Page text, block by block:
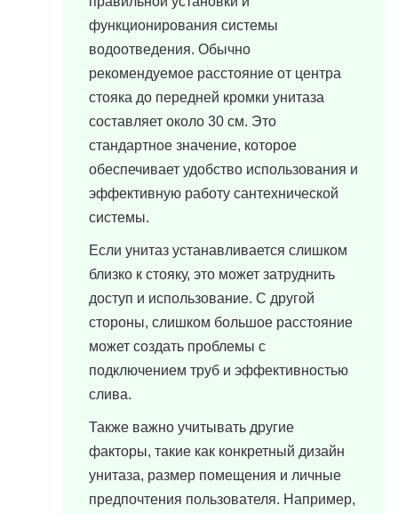
функционирования системы
водоотведения. Обычно
рекомендуемое расстояние от центра
стояка до передней кромки унитаза
составляет около 30 см. Это
стандартное значение, которое
обеспечивает удобство использования и
эффективную работу сантехнической
системы.
Если унитаз устанавливается слишком
близко к стояку, это может затруднить
доступ и использование. С другой
стороны, слишком большое расстояние
может создать проблемы с
подключением труб и эффективностью
слива.
Также важно учитывать другие
факторы, такие как конкретный дизайн
унитаза, размер помещения и личные
предпочтения пользователя. Например,